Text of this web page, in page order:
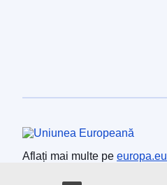
Uniunea Europeană
Aflați mai multe pe europa.eu